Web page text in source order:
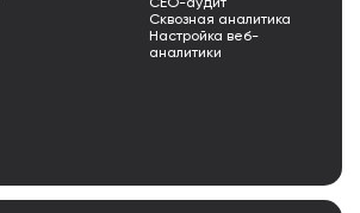
СЕО-аудит
Сквозная аналитика
Настройка веб-
аналитики